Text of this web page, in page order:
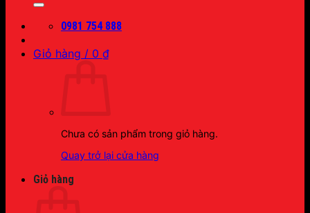
0981 754 888
Giỏ hàng / 0 ₫
Chưa có sản phẩm trong giỏ hàng.
Quay trở lại cửa hàng
Giỏ hàng